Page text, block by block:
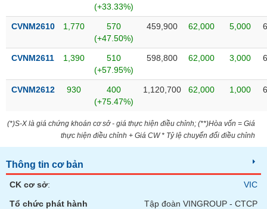
(+33.33%)
CVNM2610 1,770
570
(+47.50%)
459,900 62,000 5,000
CVNM2611 1,390
510
(+57.95%)
598,800 62,000 3,000
CVNM2612 930
400
(+75.47%)
1,120,700 62,000 1,000
(*)S-X là giá chứng khoán cơ sở - giá thực hiện điều chỉnh; (**)Hòa vốn = Giá
thực hiện điều chỉnh + Giá CW * Tỷ lệ chuyển đổi điều chỉnh
Thông tin cơ bản
CK cơ sở:
VIC
Tổ chức phát hành
Tập đoàn VINGROUP - CTCP
Lãnh
đạo
Tất cả Người nội bộ Người liên quan Cổ đông lớn
Tin
viết
của
tác
(-)